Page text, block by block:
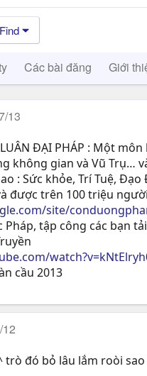
Find
Các bài đăng Giới
13
LUÂN ĐẠI PHÁP : Một
không gian và Vũ Trụ…
: Sức khỏe, Trí Tuệ,
được trên 100 triệu
site/
Pháp, tập công các bạn
cầu 2013
trò đó bỏ lâu lắm roòi